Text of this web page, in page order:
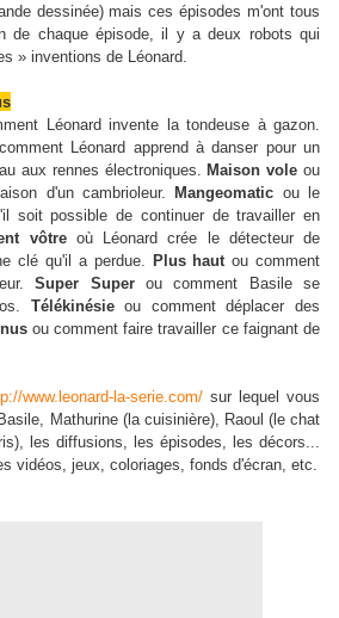
dessinée) mais ces épisodes m'ont tous
de chaque épisode, il y a deux robots qui
» inventions de Léonard.
Léonard invente la tondeuse à gazon.
Léonard apprend à danser pour un
aux rennes électroniques. Maison vole ou
d'un cambrioleur.
Mangeomatic ou le
soit possible de continuer de travailler en
vôtreoù Léonard crée le détecteur de
clé qu'il a perdue. Plus hautou comment
Super Superou comment Basile se
Télékinésieou comment déplacer des
ou comment faire travailler ce faignant de
www.leonard-la-serie.com/ sur lequel vous
Mathurine (la cuisinière), Raoul (le chat
les diffusions, les épisodes, les décors...
vidéos, jeux, coloriages, fonds d'écran, etc.